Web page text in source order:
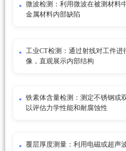
微波检测：利用微波在被测材料
金属材料内部缺陷
工业CT检测：通过射线对工件进
像，直观展示内部结构
铁素体含量检测：测定不锈钢或
以评估力学性能和耐腐蚀性
覆层厚度测量：利用电磁或超声